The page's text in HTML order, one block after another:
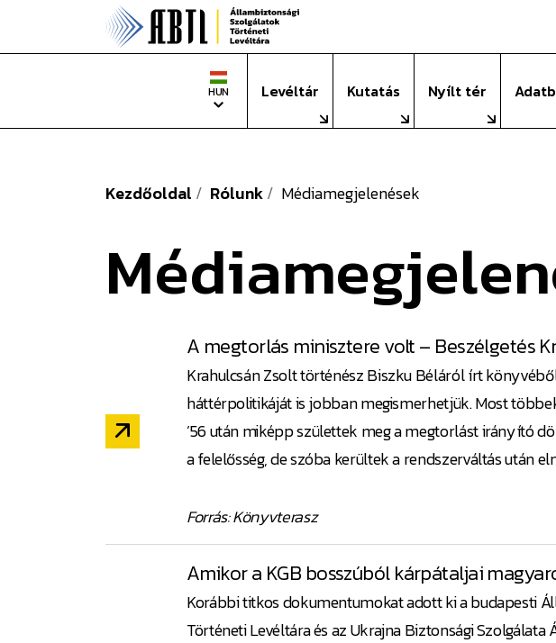
HUN Levéltár Kutatás Nyílt tér
Kezdőoldal Rólunk Médiamegjelenések
A megtorlás minisztere volt – Beszélgetés
Krahulcsán Zsolt történész Biszku Béláról írt
háttérpolitikáját is jobban megismerhetjük. Most
’56 után miképp születtek meg a megtorlást irányító
a felelősség, de szóba kerültek a rendszerváltás után
Forrás: Könyvterasz
Amikor a KGB bosszúból kárpátaljai
Korábbi titkos dokumentumokat adott ki a budapesti
Történeti Levéltára és az Ukrajna Biztonsági Szolgálata